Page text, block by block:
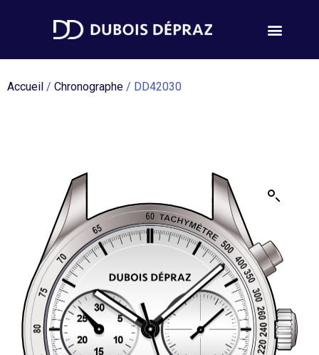
Accueil / Chronographe / DD42030